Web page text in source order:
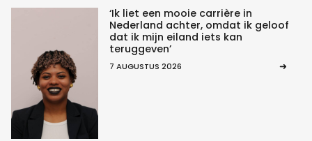
‘Ik liet een mooie carrière in
Nederland achter, omdat ik geloof
dat ik mijn eiland iets kan
teruggeven’
7 AUGUSTUS 2026